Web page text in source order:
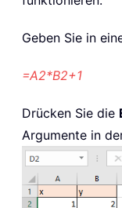
Geben Sie in
=A2*B2+1
Drücken Sie die
Argumente in